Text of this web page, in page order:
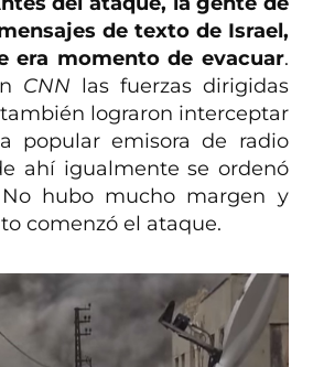
de texto de Israel,
era momento de evacuar.
CNN las fuerzas dirigidas
lograron interceptar
popular emisora de radio
ahí igualmente se ordenó
hubo mucho margen y
comenzó el ataque.